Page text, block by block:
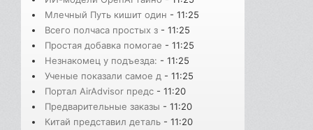
Млечный Путь кишит один - 11:25
Всего полчаса простых з - 11:25
Простая добавка помогае - 11:25
Незнакомец у подъезда: - 11:25
Ученые показали самое д - 11:25
Портал AirAdvisor предс - 11:20
Предварительные заказы - 11:20
Китай представил деталь - 11:20